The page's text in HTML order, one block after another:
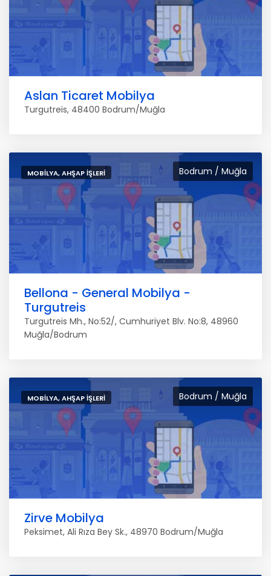
Aslan Ticaret Mobilya
Turgutreis, 48400 Bodrum/Muğla
Bodrum / Muğla
MOBILYA, AHŞAP İŞLERI
Bellona - General Mobilya -
Turgutreis
Turgutreis Mh., No:52/, Cumhuriyet Blv. No:8, 48960
Muğla/Bodrum
Bodrum / Muğla
MOBILYA, AHŞAP İŞLERI
Zirve Mobilya
Peksimet, Ali Rıza Bey Sk., 48970 Bodrum/Muğla